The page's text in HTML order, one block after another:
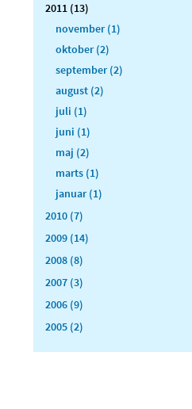
2011 (13)
november (1)
oktober (2)
september (2)
august (2)
juli (1)
juni (1)
maj (2)
marts (1)
januar (1)
2010 (7)
2009 (14)
2008 (8)
2007 (3)
2006 (9)
2005 (2)